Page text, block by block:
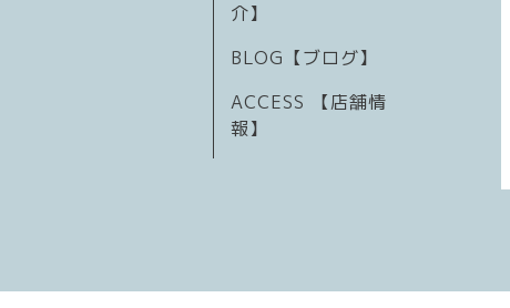
介】
BLOG【ブログ】
ACCESS 【店舗情
報】